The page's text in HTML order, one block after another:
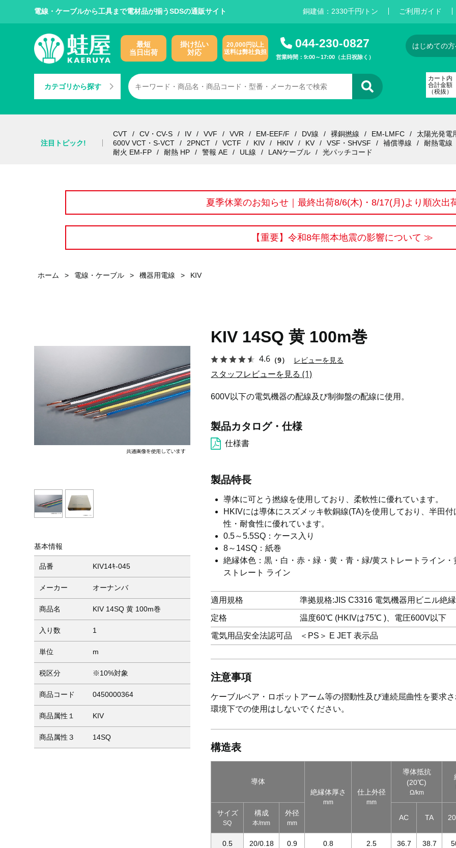
電線・ケーブルから工具まで電材品が揃うSDSの通販サイト 銅建値： 2330千円/トン ご利用ガイド
最短
当日出荷
掛け払い
対応
20,000円以上
送料は弊社負担
044-230-0827
営業時間：9:00～17:00（土日祝除く）
カテゴリから探す
はじめての
カート内
合計金額
（税抜）
注目トピック!
CVT CV・CV-S IV VVF VVR EM-EEF/F DV線 裸銅撚線 EM-LMFC 太陽光発電
600V VCT・S-VCT
2PNCT VCTF KIV HKIV KV VSF・SHVSF 補償導線 耐熱電線
耐火 EM-FP
耐熱 HP 警報 AE UL線 LANケーブル 光パッチコード
夏季休業のお知らせ｜最終出荷8/6(木)・8/17(月)より順次出
【重要】令和8年熊本地震の影響について ≫
ホーム > 電線・ケーブル > 機器用電線 > KIV
基本情報
品番 KIV14ｷ-045
メーカー オーナンバ
商品名 KIV 14SQ 黄 100m巻
入り数 1
単位 m
税区分 ※10%対象
商品コード 0450000364
商品属性１ KIV
商品属性３ 14SQ
KIV 14SQ 黄 100m巻
4.6 （9） レビューを見る
スタッフレビューを見る (1)
600V以下の電気機器の配線及び制御盤の配線に使用。
製品カタログ・仕様
仕様書
製品特長
導体に可とう撚線を使用しており、柔軟性に優れています。
HKIVには導体にスズメッキ軟銅線(TA)を使用しており、半田付
性・耐食性に優れています。
0.5～5.5SQ：ケース入り
8～14SQ：紙巻
絶縁体色：黒・白・赤・緑・黄・青・緑/黄ストレートライン・
ストレート ライン
適用規格 準拠規格:JIS C3316 電気機器用ビニル絶
定格 温度60℃ (HKIVは75℃ )、電圧600V以下
電気用品安全法認可品 ＜PS＞ E JET 表示品
注意事項
ケーブルベア・ロボットアーム等の摺動性及び連続屈曲性を要求さ
環境下での使用はしないでください。
構造表
導体
絶縁体厚さ
mm
仕上外径
mm
導体抵抗
(20℃)
Ω/km
サイズ
SQ
構成
本/mm
外径
mm
AC TA
0.5 20/0.18 0.9 0.8 2.5 36.7 38.7